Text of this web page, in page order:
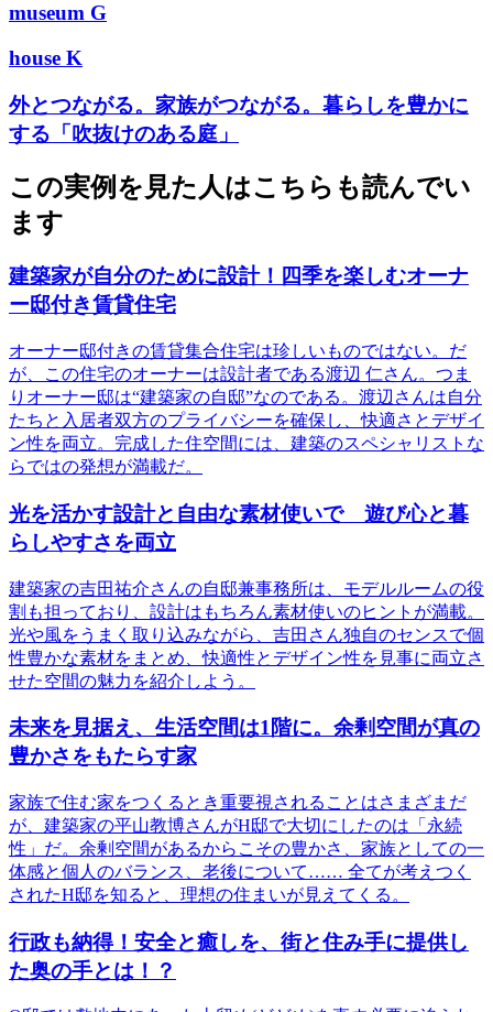
museum G
house K
外とつながる。家族がつながる。暮らしを豊かに
する「吹抜けのある庭」
この実例を見た人はこちらも読んでい
ます
建築家が自分のために設計！四季を楽しむオーナ
ー邸付き賃貸住宅
オーナー邸付きの賃貸集合住宅は珍しいものではない。だ
が、この住宅のオーナーは設計者である渡辺 仁さん。つま
りオーナー邸は“建築家の自邸”なのである。渡辺さんは自分
たちと入居者双方のプライバシーを確保し、快適さとデザイ
ン性を両立。完成した住空間には、建築のスペシャリストな
らではの発想が満載だ。
光を活かす設計と自由な素材使いで 遊び心と暮
らしやすさを両立
建築家の吉田祐介さんの自邸兼事務所は、モデルルームの役
割も担っており、設計はもちろん素材使いのヒントが満載。
光や風をうまく取り込みながら、吉田さん独自のセンスで個
性豊かな素材をまとめ、快適性とデザイン性を見事に両立さ
せた空間の魅力を紹介しよう。
未来を見据え、生活空間は1階に。余剰空間が真の
豊かさをもたらす家
家族で住む家をつくるとき重要視されることはさまざまだ
が、建築家の平山教博さんがH邸で大切にしたのは「永続
性」だ。余剰空間があるからこその豊かさ、家族としての一
体感と個人のバランス、老後について…… 全てが考えつく
されたH邸を知ると、理想の住まいが見えてくる。
行政も納得！安全と癒しを、街と住み手に提供し
た奥の手とは！？